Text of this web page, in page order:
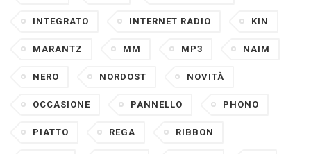
INTEGRATO INTERNET RADIO KIN
MARANTZ MM MP3 NAIM
NERO NORDOST NOVITÀ
OCCASIONE PANNELLO PHONO
PIATTO REGA RIBBON